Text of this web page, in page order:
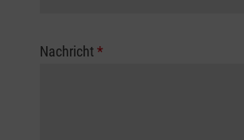
Nachricht*